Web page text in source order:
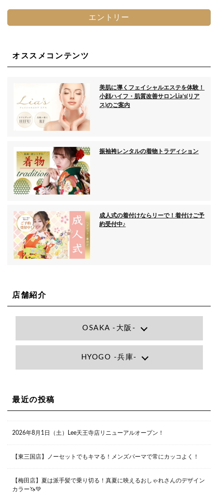
エントリー
オススメコンテンツ
美肌に導くフェイシャルエステを体験！
小顔ハイフ・肌質改善サロンLia’s(リア
ス)のご案内
振袖袴レンタルの着物トラディション
成人式の着付けならリーで！着付けご予
約受付中♪
店舗紹介
OSAKA -大阪-
Lee大阪店
大阪府大阪市北区小松原町1-27梅田エビスビル7F
Lee京橋店
大阪府大阪市都島区東野田町２丁目９－２３ 晃進ビル2F
HYOGO -兵庫-
兵庫県西宮市甲子園九番町1-2 フラットライフワーク1F
最近の投稿
2026年8月1日（土）Lee天王寺店リニューアルオープン！
【東三国店】ノーセットでもキマる！メンズパーマで常にカッコよく！
【梅田店】夏は派手髪で乗り切る！真夏に映えるおしゃれさんのデザイン
カラー🦄💚